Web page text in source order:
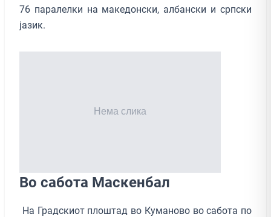
76 паралелки на македонски, албански и српски
јазик.
Во сабота Маскенбал
На Градскиот плоштад во Куманово во сабота по